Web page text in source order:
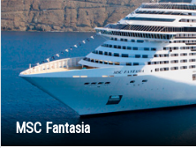
MSC Fantasia